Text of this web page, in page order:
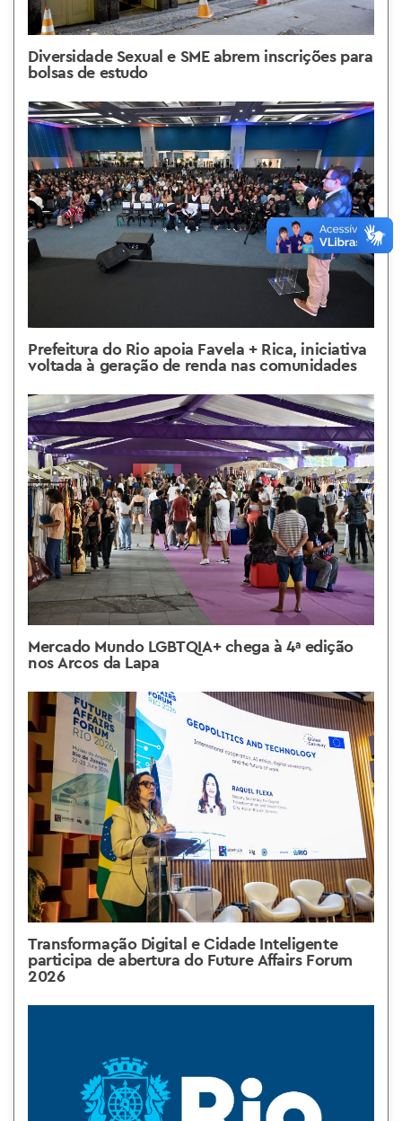
Diversidade Sexual e SME abrem inscrições para
bolsas de estudo
Prefeitura do Rio apoia Favela + Rica, iniciativa
voltada à geração de renda nas comunidades
Mercado Mundo LGBTQIA+ chega à 4ª edição
nos Arcos da Lapa
Transformação Digital e Cidade Inteligente
participa de abertura do Future Affairs Forum
2026